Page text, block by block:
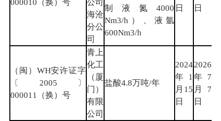
000010（换）号
公司
海沧
分公
司
制液氮4000
Nm3/h）、液氩
600Nm3/h
日
日
（闽）WH安许证字
〔2005〕
000011（换）号
青上
化工
（厦
门）
有限
公司
盐酸4.8万吨/年
2024
年1
月15
日
2026
年7
月7
日